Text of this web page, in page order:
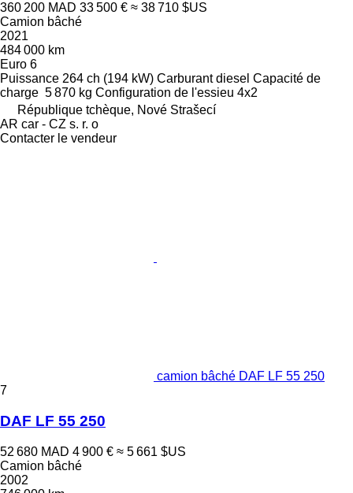
360 200 MAD 33 500 € ≈ 38 710 $US
Camion bâché
2021
484 000 km
Euro 6
Puissance 264 ch (194 kW) Carburant diesel Capacité de
charge 5 870 kg Configuration de l'essieu 4x2
République tchèque, Nové Strašecí
AR car - CZ s. r. o
Contacter le vendeur
camion bâché DAF LF 55 250
7
DAF LF 55 250
52 680 MAD 4 900 € ≈ 5 661 $US
Camion bâché
2002